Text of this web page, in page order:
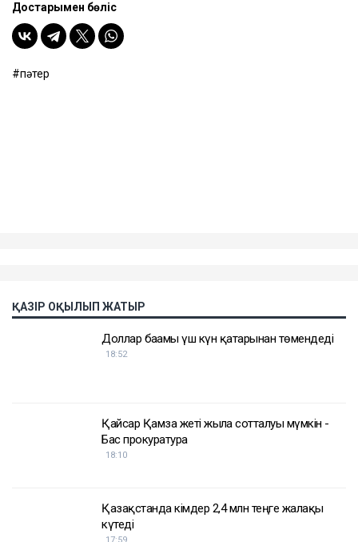
Достарыңмен бөліс
пәтер
ҚАЗІР ОҚЫЛЫП ЖАТЫР
Доллар бағамы үш күн қатарынан төмендеді
18:52
Қайсар Қамза жеті жылға сотталуы мүмкін -
Бас прокуратура
18:10
Қазақстанда кімдер 2,4 млн теңге жалақы
күтеді
17:59